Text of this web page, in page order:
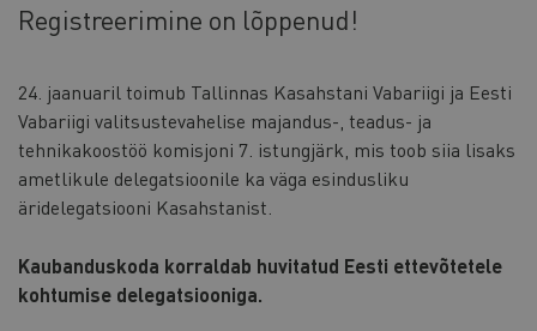
Registreerimine on lõppenud!
24. jaanuaril toimub Tallinnas Kasahstani Vabariigi ja Eesti
Vabariigi valitsustevahelise majandus-, teadus- ja
tehnikakoostöö komisjoni 7. istungjärk, mis toob siia lisaks
ametlikule delegatsioonile ka väga esindusliku
äridelegatsiooni Kasahstanist.
Kaubanduskoda korraldab huvitatud Eesti ettevõtetele
kohtumise delegatsiooniga.